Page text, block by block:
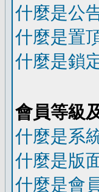
什麼是公
什麼是置
什麼是鎖
會員等級
什麼是系
什麼是版
什麼是會